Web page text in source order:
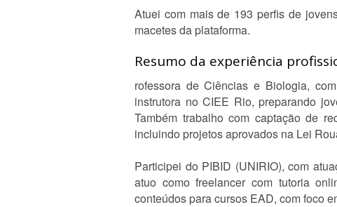
Atuei com mais de 193 perfis de
macetes da plataforma.
Resumo da experiência
rofessora de Ciências e Biologia,
instrutora no CIEE Rio, preparando
Também trabalho com captação de
incluindo projetos aprovados na Lei
Participei do PIBID (UNIRIO), com
atuo como freelancer com tutoria
conteúdos para cursos EAD, com foco